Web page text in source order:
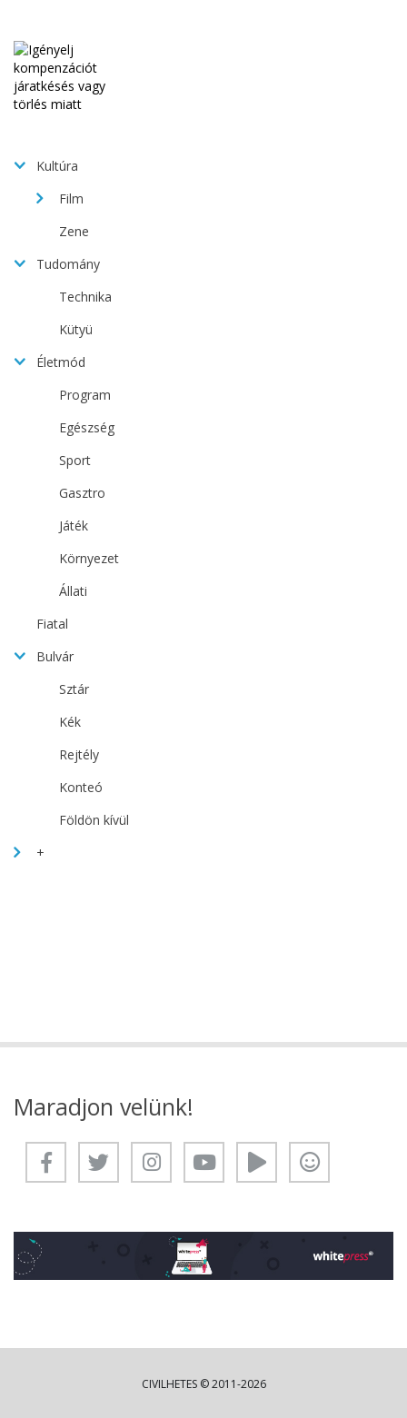
Kultúra
Film
Zene
Tudomány
Technika
Kütyü
Életmód
Program
Egészség
Sport
Gasztro
Játék
Környezet
Állati
Fiatal
Bulvár
Sztár
Kék
Rejtély
Konteó
Földön kívül
+
Maradjon velünk!
CIVILHETES © 2011-2026